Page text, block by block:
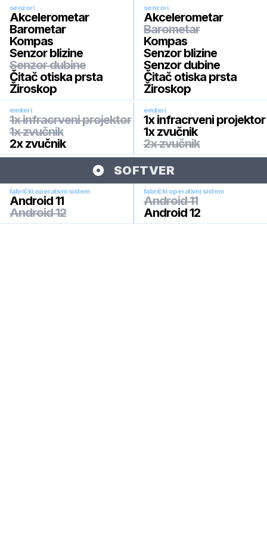
senzori
Akcelerometar
Barometar
Kompas
Senzor blizine
Senzor dubine
Čitač otiska prsta
Žiroskop
senzori
Akcelerometar
Barometar
Kompas
Senzor blizine
Senzor dubine
Čitač otiska prsta
Žiroskop
emiteri
1x infracrveni projektor
1x zvučnik
2x zvučnik
emiteri
1x infracrveni projektor
1x zvučnik
2x zvučnik
SOFTVER
fabrički operativni sistem
Android 11
Android 12
fabrički operativni sistem
Android 11
Android 12